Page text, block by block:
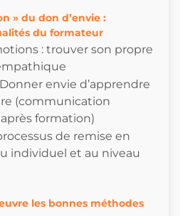
» du don d’envie :
du formateur
: trouver son propre
envie d’apprendre
(communication
formation)
de remise en
individuel et au niveau
les bonnes méthodes